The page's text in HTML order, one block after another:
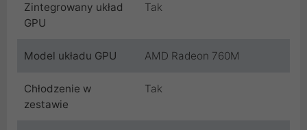
Zintegrowany układ
GPU
Tak
Model układu GPU AMD Radeon 760M
Chłodzenie w
zestawie
Tak